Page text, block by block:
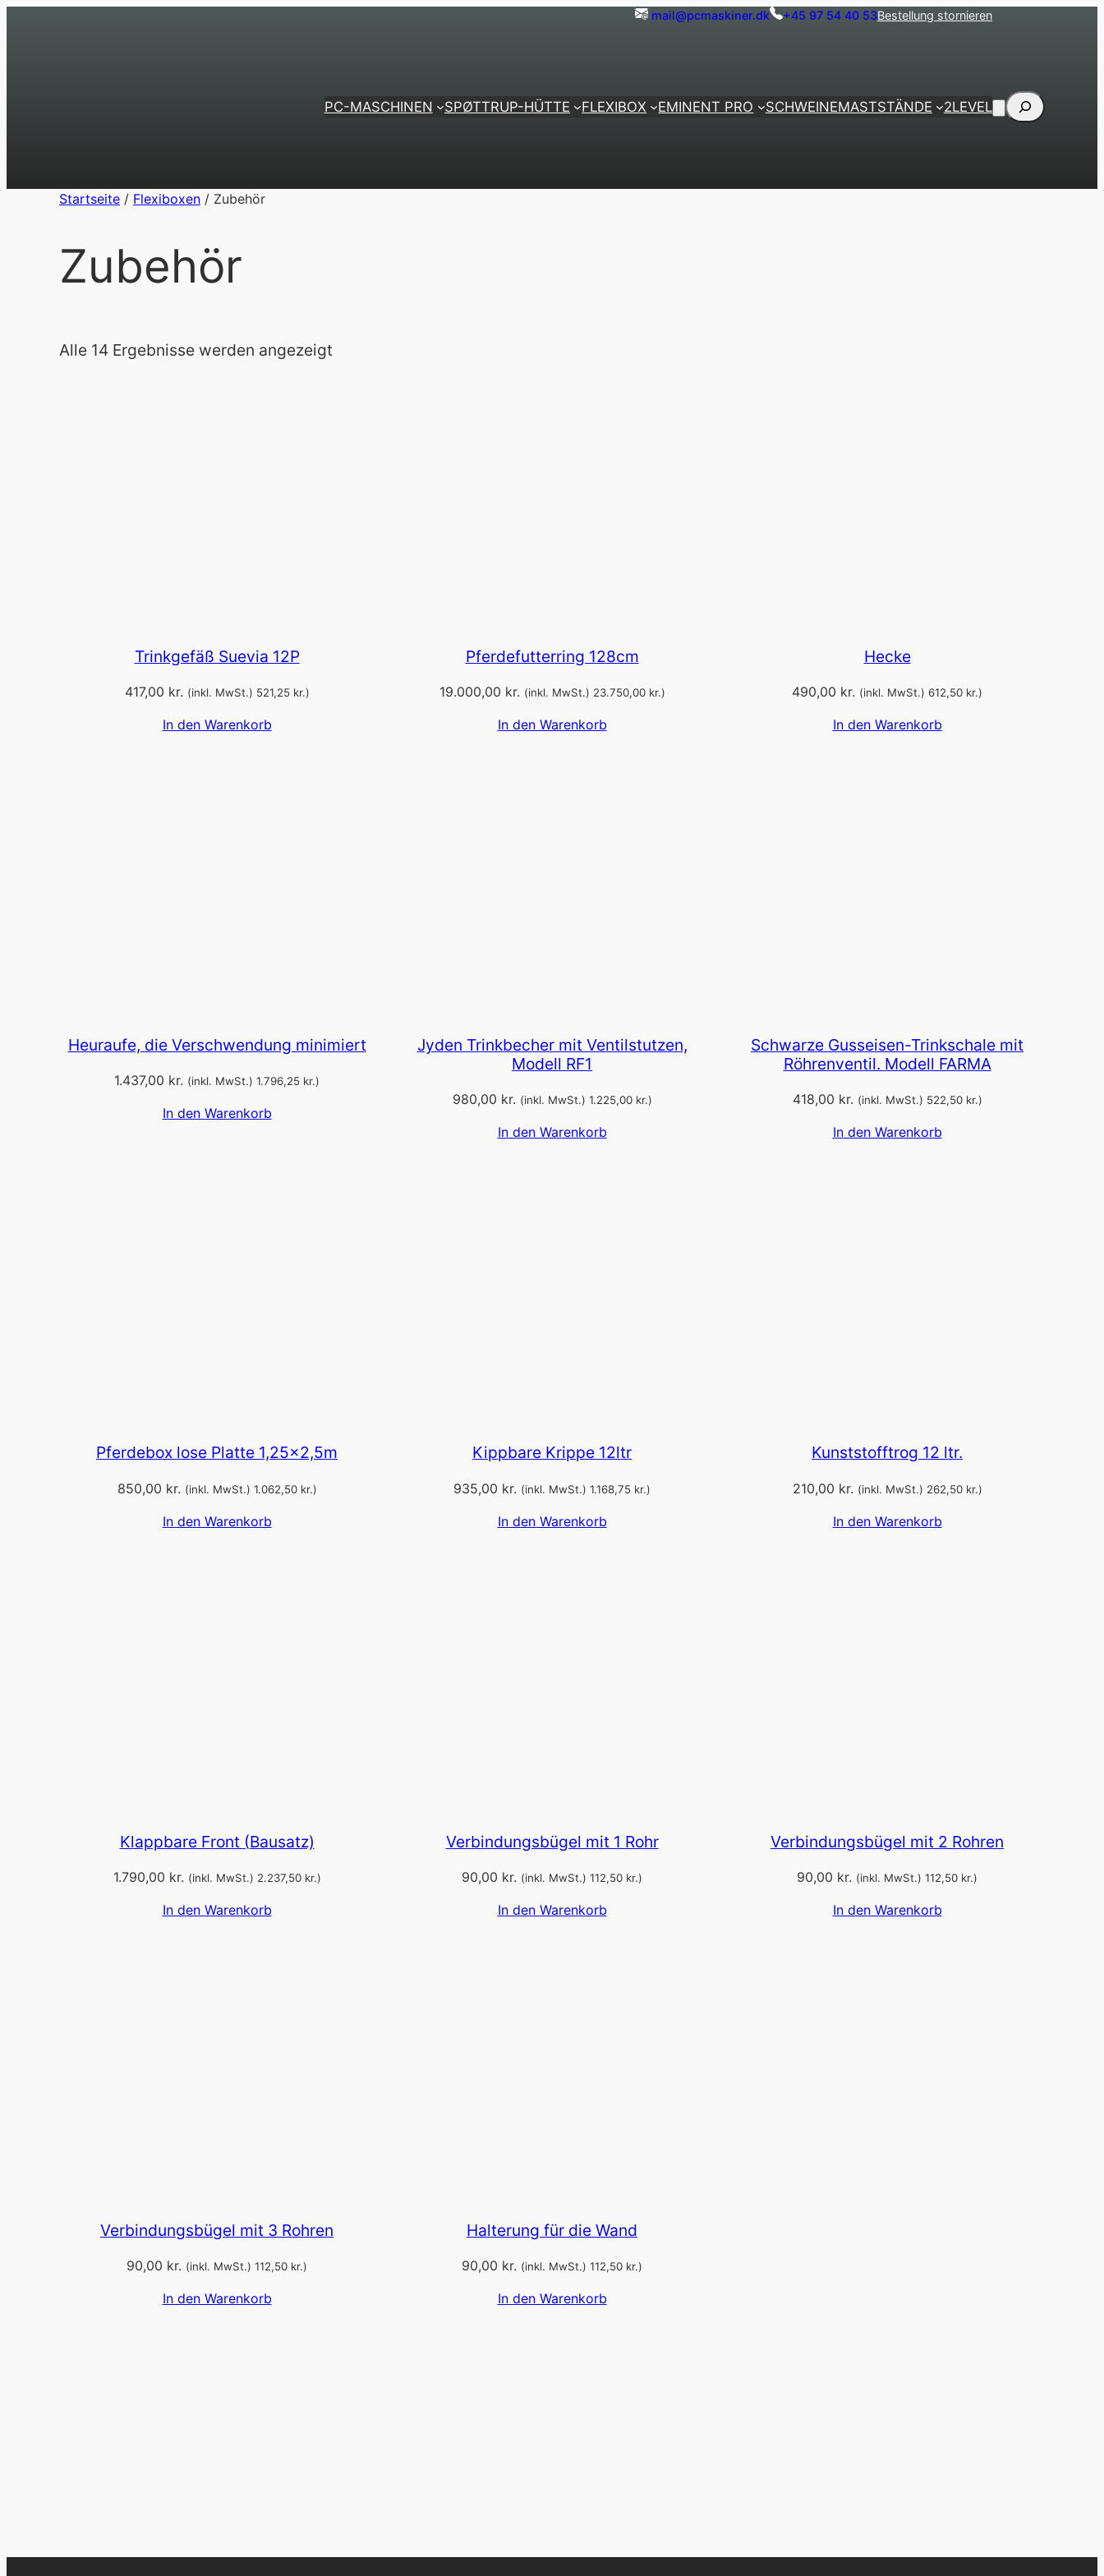
mail@pcmaskiner.dk +45 97 54 40 53Bestellung stornieren
PC-MASCHINEN SPØTTRUP-HÜTTE FLEXIBOX EMINENT PRO SCHWEINEMASTSTÄNDE 2LEVEL Suche
Startseite / Flexiboxen / Zubehör
Zubehör
Alle 14 Ergebnisse werden angezeigt
Trinkgefäß Suevia 12P
417,00 kr. (inkl. MwSt.) 521,25 kr.)
In den Warenkorb
Pferdefutterring 128cm
19.000,00 kr. (inkl. MwSt.) 23.750,00 kr.)
In den Warenkorb
Hecke
490,00 kr. (inkl. MwSt.) 612,50 kr.)
In den Warenkorb
Heuraufe, die Verschwendung minimiert
1.437,00 kr. (inkl. MwSt.) 1.796,25 kr.)
In den Warenkorb
Jyden Trinkbecher mit Ventilstutzen,
Modell RF1
980,00 kr. (inkl. MwSt.) 1.225,00 kr.)
In den Warenkorb
Schwarze Gusseisen-Trinkschale mit
Röhrenventil. Modell FARMA
418,00 kr. (inkl. MwSt.) 522,50 kr.)
In den Warenkorb
Pferdebox lose Platte 1,25×2,5m
850,00 kr. (inkl. MwSt.) 1.062,50 kr.)
In den Warenkorb
Kippbare Krippe 12ltr
935,00 kr. (inkl. MwSt.) 1.168,75 kr.)
In den Warenkorb
Kunststofftrog 12 ltr.
210,00 kr. (inkl. MwSt.) 262,50 kr.)
In den Warenkorb
Klappbare Front (Bausatz)
1.790,00 kr. (inkl. MwSt.) 2.237,50 kr.)
In den Warenkorb
Verbindungsbügel mit 1 Rohr
90,00 kr. (inkl. MwSt.) 112,50 kr.)
In den Warenkorb
Verbindungsbügel mit 2 Rohren
90,00 kr. (inkl. MwSt.) 112,50 kr.)
In den Warenkorb
Verbindungsbügel mit 3 Rohren
90,00 kr. (inkl. MwSt.) 112,50 kr.)
In den Warenkorb
Halterung für die Wand
90,00 kr. (inkl. MwSt.) 112,50 kr.)
In den Warenkorb